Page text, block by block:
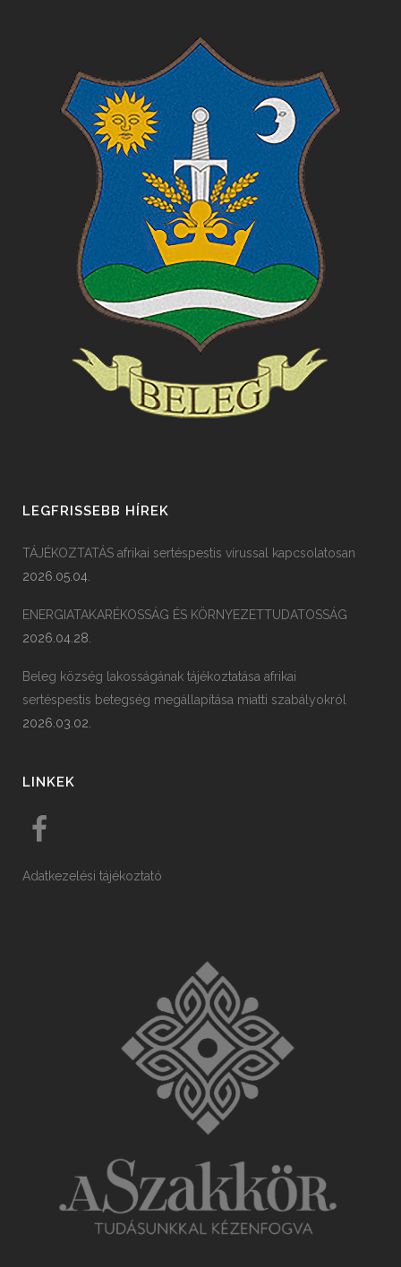
LEGFRISSEBB HÍREK
TÁJÉKOZTATÁS afrikai sertéspestis vírussal kapcsolatosan
2026.05.04.
ENERGIATAKARÉKOSSÁG ÉS KÖRNYEZETTUDATOSSÁG
2026.04.28.
Beleg község lakosságának tájékoztatása afrikai
sertéspestis betegség megállapítása miatti szabályokról
2026.03.02.
LINKEK
Adatkezelési tájékoztató